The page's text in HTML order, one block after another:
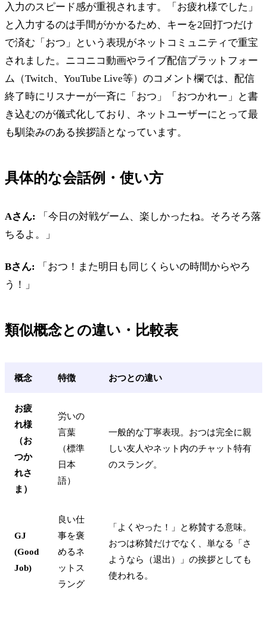
入力のスピード感が重視されます。「お疲れ様でした」
と入力するのは手間がかかるため、キーを2回打つだけ
で済む「おつ」という表現がネットコミュニティで重宝
されました。ニコニコ動画やライブ配信プラットフォー
ム（Twitch、YouTube Live等）のコメント欄では、配信
終了時にリスナーが一斉に「おつ」「おつかれー」と書
き込むのが儀式化しており、ネットユーザーにとって最
も馴染みのある挨拶語となっています。
具体的な会話例・使い方
Aさん: 「今日の対戦ゲーム、楽しかったね。そろそろ落
ちるよ。」
Bさん: 「おつ！また明日も同じくらいの時間からやろ
う！」
類似概念との違い・比較表
概念 特徴 おつとの違い
お疲
れ様
（お
つか
れさ
ま）
労いの
言葉
（標準
日本
語）
一般的な丁寧表現。おつは完全に親
しい友人やネット内のチャット特有
のスラング。
GJ
(Good
Job)
良い仕
事を褒
めるネ
ットス
ラング
「よくやった！」と称賛する意味。
おつは称賛だけでなく、単なる「さ
ようなら（退出）」の挨拶としても
使われる。